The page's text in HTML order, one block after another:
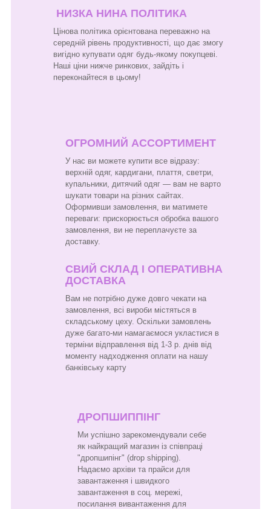
НИЗКА НИНА ПОЛІТИКА
Цінова політика орієнтована переважно на
середній рівень продуктивності, що дає змогу
вигідно купувати одяг будь-якому покупцеві.
Наші ціни нижче ринкових, зайдіть і
переконайтеся в цьому!
ОГРОМНИЙ АССОРТИМЕНТ
У нас ви можете купити все відразу:
верхній одяг, кардигани, плаття, светри,
купальники, дитячий одяг — вам не варто
шукати товари на різних сайтах.
Оформивши замовлення, ви матимете
переваги: прискорюється обробка вашого
замовлення, ви не переплачуєте за
доставку.
СВИЙ СКЛАД І ОПЕРАТИВНА
ДОСТАВКА
Вам не потрібно дуже довго чекати на
замовлення, всі вироби містяться в
складському цеху. Оскільки замовлень
дуже багато-ми намагаємося укластися в
терміни відправлення від 1-3 р. днів від
моменту надходження оплати на нашу
банківську карту
ДРОПШИППІНГ
Ми успішно зарекомендували себе
як найкращий магазин із співпраці
"дропшипінг" (drop shipping).
Надаємо архіви та прайси для
завантаження і швидкого
завантаження в соц. мережі,
посилання вивантаження для